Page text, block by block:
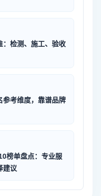
：检测、施工、验收
参考维度，靠谱品牌
榜单盘点：专业服
建议